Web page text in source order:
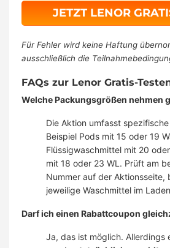
JETZT LENOR
Für Fehler wird keine Haftung
ausschließlich die
FAQs zur Lenor Gratis-
Welche Packungsgrößen nehmen
Die Aktion umfasst
Beispiel Pods mit 15 oder 19
Flüssigwaschmittel mit 20
mit 18 oder 23 WL. Prüft am
Nummer auf der Aktionsseite,
jeweilige Waschmittel im
Darf ich einen Rabattcoupon
Ja, das ist möglich. Allerdings